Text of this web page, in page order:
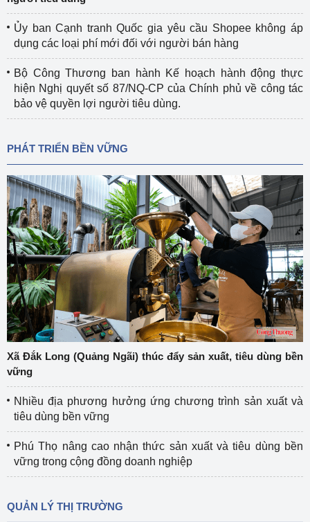
Ủy ban Cạnh tranh Quốc gia yêu cầu Shopee không áp
dụng các loại phí mới đối với người bán hàng
Bộ Công Thương ban hành Kế hoạch hành động thực
hiện Nghị quyết số 87/NQ-CP của Chính phủ về công tác
bảo vệ quyền lợi người tiêu dùng.
PHÁT TRIỂN BỀN VỮNG
Xã Đắk Long (Quảng Ngãi) thúc đẩy sản xuất, tiêu dùng bền
vững
Nhiều địa phương hưởng ứng chương trình sản xuất và
tiêu dùng bền vững
Phú Thọ nâng cao nhận thức sản xuất và tiêu dùng bền
vững trong cộng đồng doanh nghiệp
QUẢN LÝ THỊ TRƯỜNG